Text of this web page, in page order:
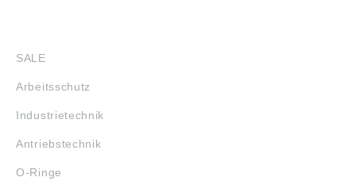
SALE
Arbeitsschutz
Industrietechnik
Antriebstechnik
O-Ringe